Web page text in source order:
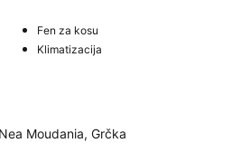
Fen za kosu
Klimatizacija
Moudania, Grčka